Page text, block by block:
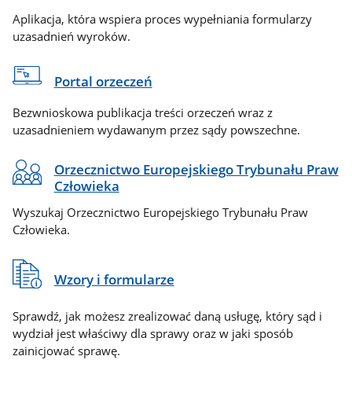
Aplikacja, która wspiera proces wypełniania formularzy
uzasadnień wyroków.
Portal orzeczeń
Bezwnioskowa publikacja treści orzeczeń wraz z
uzasadnieniem wydawanym przez sądy powszechne.
Orzecznictwo Europejskiego Trybunału Praw
Człowieka
Wyszukaj Orzecznictwo Europejskiego Trybunału Praw
Człowieka.
Wzory i formularze
Sprawdź, jak możesz zrealizować daną usługę, który sąd i
wydział jest właściwy dla sprawy oraz w jaki sposób
zainicjować sprawę.